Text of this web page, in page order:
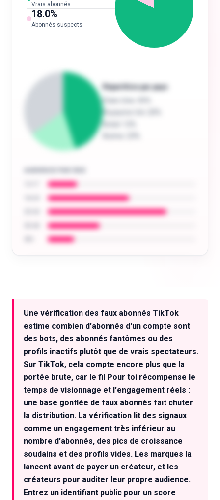
Vrais abonnés
18.0%
Abonnés suspects
Répartition par pays
États-Unis
Brésil
et plus encore.
Une vérification des faux abonnés TikTok
estime combien d'abonnés d'un compte sont
des bots, des abonnés fantômes ou des
profils inactifs plutôt que de vrais spectateurs.
Sur TikTok, cela compte encore plus que la
portée brute, car le fil Pour toi récompense le
temps de visionnage et l'engagement réels :
une base gonflée de faux abonnés fait chuter
la distribution. La vérification lit des signaux
comme un engagement très inférieur au
nombre d'abonnés, des pics de croissance
soudains et des profils vides. Les marques la
lancent avant de payer un créateur, et les
créateurs pour auditer leur propre audience.
Entrez un identifiant public pour un score